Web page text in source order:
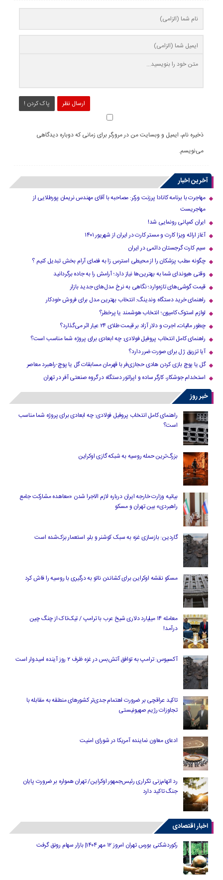
ارسال نظر پاک کردن !
ذخیره نام، ایمیل و وبسایت من در مرورگر برای زمانی که دوباره دیدگاهی
می‌نویسم.
آخرین اخبار
مهاجرت با برنامه کانادا پرزنت ورکر: مصاحبه با آقای مهندس نریمان پورطلایی از
مهاجریست
ایران کمپانی رونمایی شد!
آغاز ارائه ویزا کارت و مستر کارت در ایران از شهریور ۱۴۰۱
سیم کارت گرجستان دائمی در ایران
چگونه مطب پزشکان را از محیطی استرس زا به فضای آرام بخش تبدیل کنیم ؟
وقتی هیوندای شما به بهترین‌ها نیاز دارد؛ آرامش را به جاده برگردانید
قیمت گوشی‌های تازه‌وارد؛ نگاهی به نرخ مدل‌های جدید بازار
راهنمای خرید دستگاه وندینگ: انتخاب بهترین مدل برای فروش خودکار
لوازم استوک کامیون؛ انتخاب هوشمند یا پرخطر؟
چطور مالیات، اجرت و دلار آزاد بر قیمت طلای ۲۴ عیار اثر می‌گذارد؟
راهنمای کامل انتخاب پروفیل فولادی: چه ابعادی برای پروژه شما مناسب است؟
آیا تزریق ژل برای صورت ضرر دارد​؟
گل یا پوچ بازی کردن هادی حجازی‌فر با قهرمان مسابقات گل یا پوچ-راهبرد معاصر
استخدام جوشکار، کارگر ساده و اپراتور دستگاه در گروه صنعتی آفر در تهران
خبر روز
راهنمای کامل انتخاب پروفیل فولادی: چه ابعادی برای پروژه شما مناسب
است؟
بزرگ‌ترین حمله روسیه به شبکه گازی اوکراین
بیانیه وزارت خارجه ایران درباره لازم‌ الاجرا شدن «معاهده مشارکت جامع
راهبردی» بین تهران و مسکو
گاردین: بازسازی غزه به سبک کوشنر و بلر، استعمار بزک‌شده است
مسکو نقشه اوکراین برای کشاندن ناتو به درگیری با روسیه را فاش کرد
معامله ۱۴ میلیارد دلاری شیخ عرب با ترامپ / تیک‌تاک از چنگ چین
درآمد!
آکسیوس: ترامپ به توافق آتش‌بس در غزه ظرف ۲ روز آینده امیدوار است
تاکید عراقچی بر ضرورت اهتمام جدی‌تر کشورهای منطقه به مقابله با
تجاوزات رژیم صهیونیستی
ادعای معاون نماینده آمریکا در شورای امنیت
رد اتهام‌زنی تکراری رئیس‌جمهور اوکراین/ تهران همواره بر ضرورت پایان
جنگ تاکید دارد
اخبار اقتصادی
رکوردشکنی بورس تهران امروز ۱۲ مهر ۱۴۰۴| بازار سهام رونق گرفت